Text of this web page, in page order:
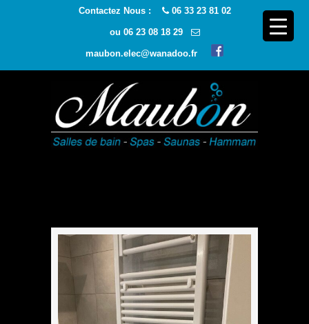
Contactez Nous : 06 33 23 81 02
ou 06 23 08 18 29
maubon.elec@wanadoo.fr